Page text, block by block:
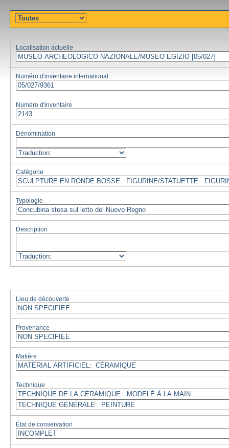
Localisation actuelle
Numéro d'inventaire international
Numéro d'inventaire
Dénomination
Catégorie
Typologie
Description
Lieu de découverte
Provenance
Matière
Technique
État de conservation